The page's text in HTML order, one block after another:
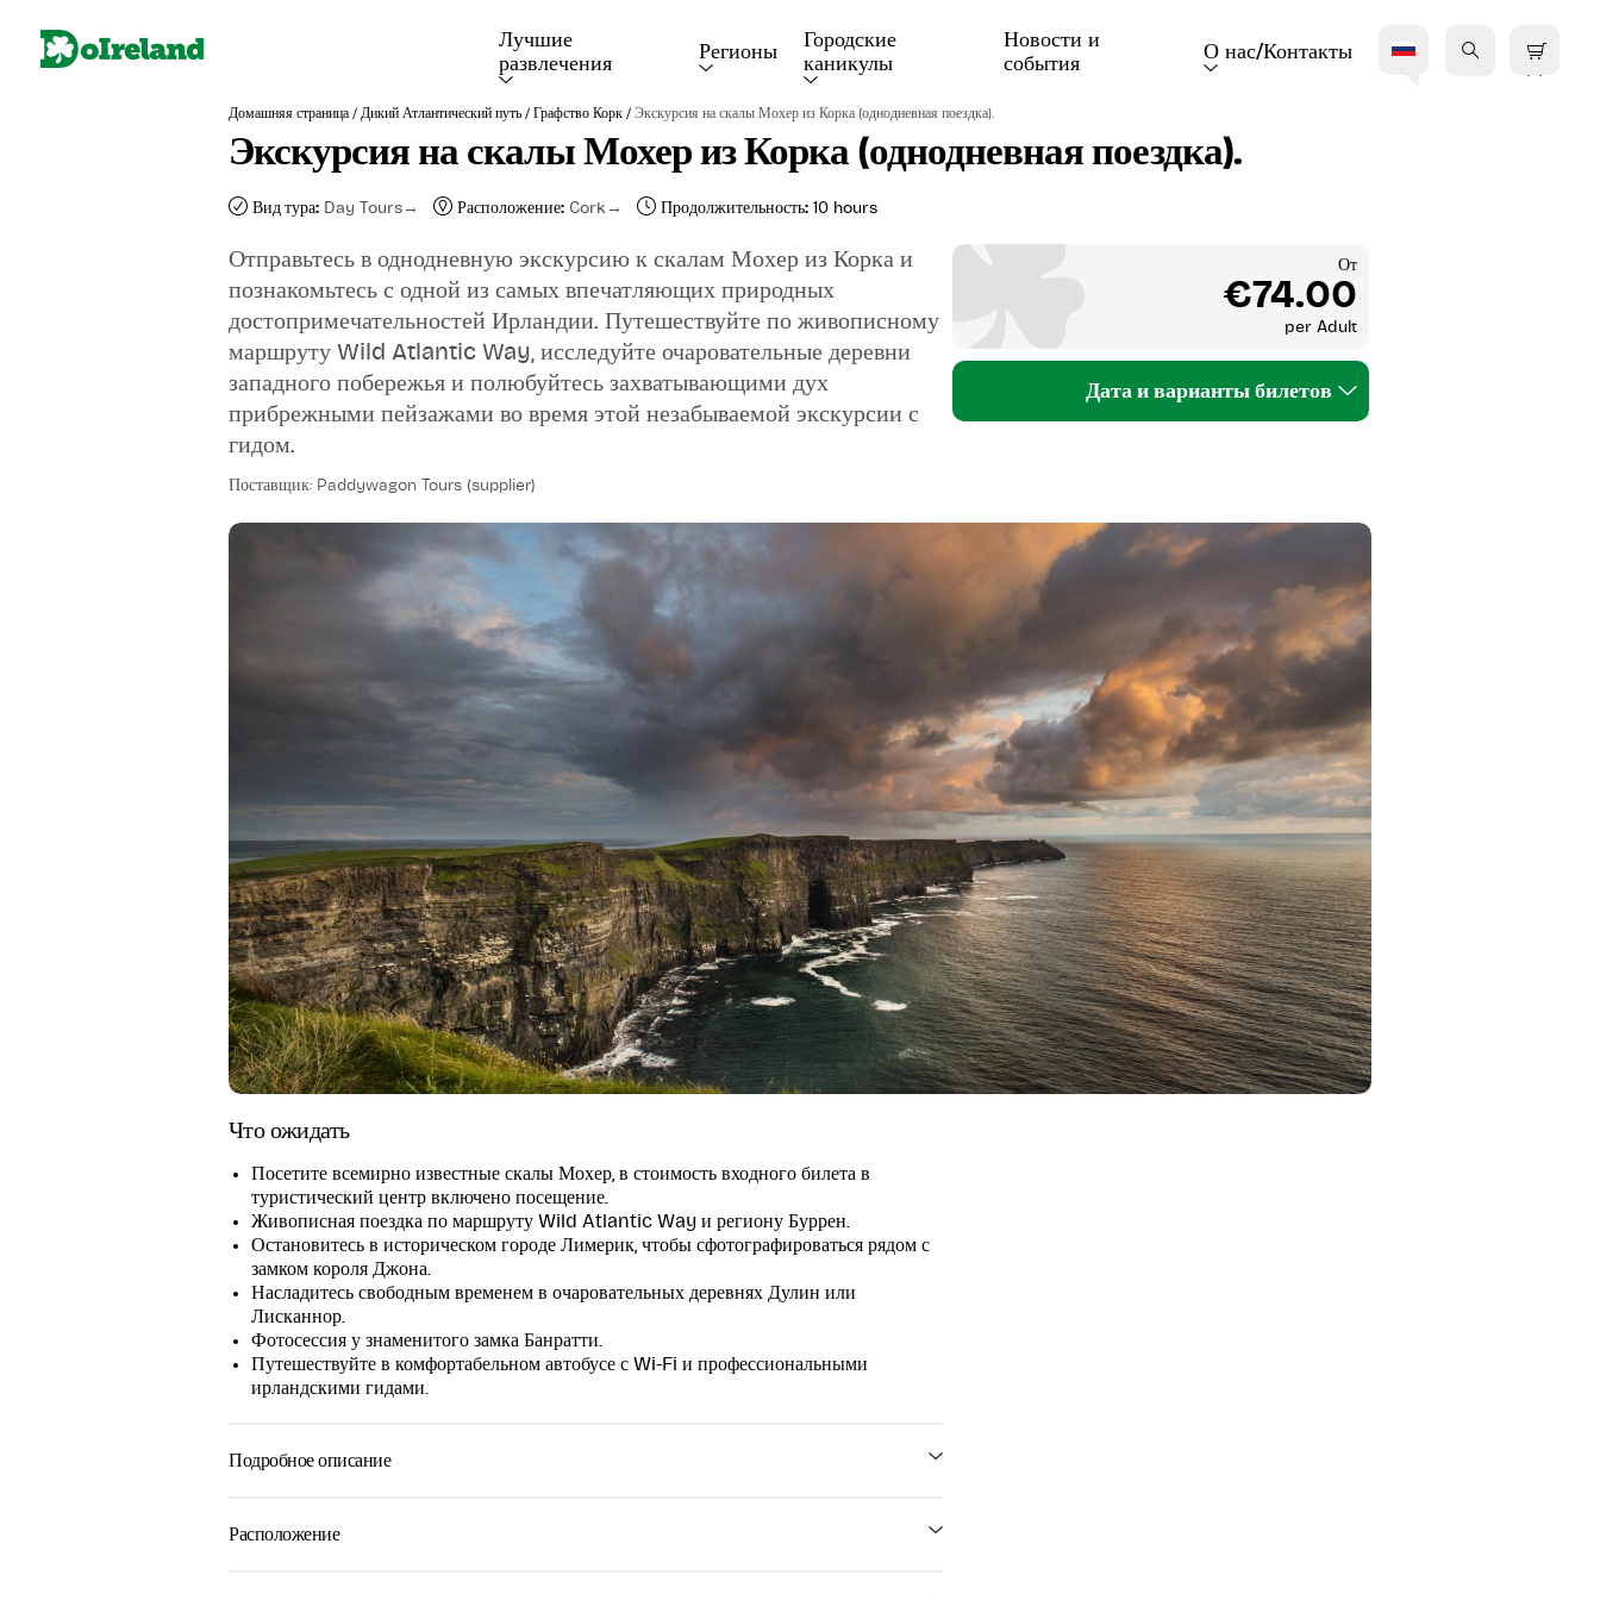
Лучшие
развлечения
Регионы
Городские
каникулы
Новости и
события
О нас/Контакты
Домашняя страница / Дикий Атлантический путь / Графство Корк / Экскурсия на скалы Мохер из Корка (однодневная поездка).
Экскурсия на скалы Мохер из Корка (однодневная поездка).
Вид тура: Day Tours Расположение: Cork Продолжительность: 10 hours
Отправьтесь в однодневную экскурсию к скалам Мохер из Корка и
познакомьтесь с одной из самых впечатляющих природных
достопримечательностей Ирландии. Путешествуйте по живописному
маршруту Wild Atlantic Way, исследуйте очаровательные деревни
западного побережья и полюбуйтесь захватывающими дух
прибрежными пейзажами во время этой незабываемой экскурсии с
гидом.
Поставщик: Paddywagon Tours (supplier)
От
€74.00
per Adult
Дата и варианты билетов
Что ожидать
Посетите всемирно известные скалы Мохер, в стоимость входного билета в
туристический центр включено посещение.
Живописная поездка по маршруту Wild Atlantic Way и региону Буррен.
Остановитесь в историческом городе Лимерик, чтобы сфотографироваться рядом с
замком короля Джона.
Насладитесь свободным временем в очаровательных деревнях Дулин или
Лисканнор.
Фотосессия у знаменитого замка Банратти.
Путешествуйте в комфортабельном автобусе с Wi-Fi и профессиональными
ирландскими гидами.
Подробное описание
Откройте для себя захватывающую красоту западного побережья Ирландии во время
Расположение